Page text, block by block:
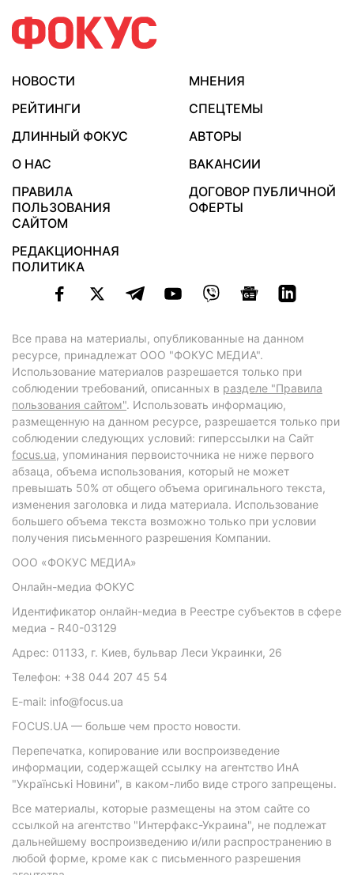
НОВОСТИ
МНЕНИЯ
РЕЙТИНГИ
СПЕЦТЕМЫ
ДЛИННЫЙ ФОКУС
АВТОРЫ
О НАС
ВАКАНСИИ
ПРАВИЛА
ПОЛЬЗОВАНИЯ
САЙТОМ
ДОГОВОР ПУБЛИЧНОЙ
ОФЕРТЫ
РЕДАКЦИОННАЯ
ПОЛИТИКА
Все права на материалы, опубликованные на данном
ресурсе, принадлежат ООО "ФОКУС МЕДИА".
Использование материалов разрешается только при
соблюдении требований, описанных в разделе "Правила
пользования сайтом". Использовать информацию,
размещенную на данном ресурсе, разрешается только при
соблюдении следующих условий: гиперссылки на Сайт
focus.ua, упоминания первоисточника не ниже первого
абзаца, объема использования, который не может
превышать 50% от общего объема оригинального текста,
изменения заголовка и лида материала. Использование
большего объема текста возможно только при условии
получения письменного разрешения Компании.
ООО «ФОКУС МЕДИА»
Онлайн-медиа ФОКУС
Идентификатор онлайн-медиа в Реестре субъектов в сфере
медиа - R40-03129
Адрес: 01133, г. Киев, бульвар Леси Украинки, 26
Телефон: +38 044 207 45 54
E-mail: info@focus.ua
FOCUS.UA — больше чем просто новости.
Перепечатка, копирование или воспроизведение
информации, содержащей ссылку на агентство ИнА
"Українські Новини", в каком-либо виде строго запрещены.
Все материалы, которые размещены на этом сайте со
ссылкой на агентство "Интерфакс-Украина", не подлежат
дальнейшему воспроизведению и/или распространению в
любой форме, кроме как с письменного разрешения